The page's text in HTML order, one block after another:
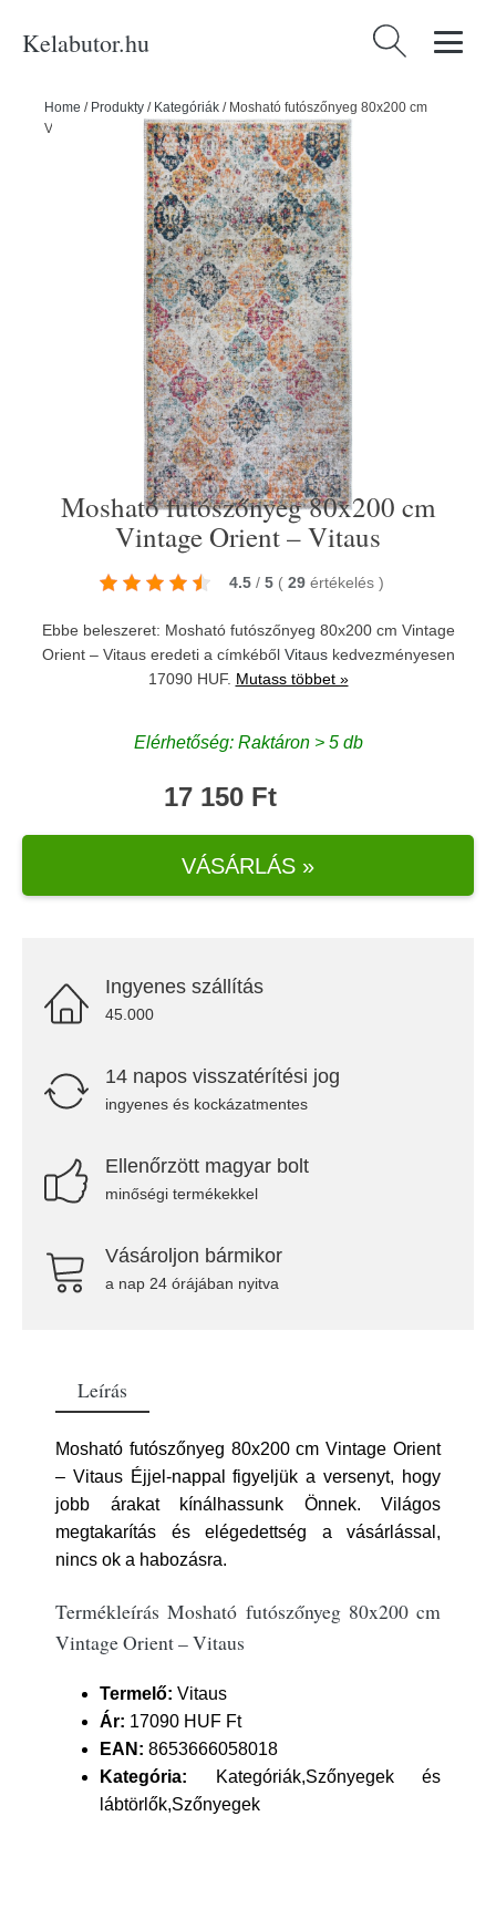
Kelabutor.hu Keresés:
Home / Produkty / Kategóriák / Mosható futószőnyeg 80x200 cm
Vintage Orient – Vitaus
Mosható futószőnyeg 80x200 cm
Vintage Orient – Vitaus
4.5 / 5 ( 29 értékelés )
Ebbe beleszeret: Mosható futószőnyeg 80x200 cm Vintage
Orient – Vitaus eredeti a címkéből Vitauskedvezményesen
17090 HUF. Mutass többet »
Elérhetőség: Raktáron > 5 db
17 150 Ft
VÁSÁRLÁS »
Ingyenes szállítás
45.000
14 napos visszatérítési jog
ingyenes és kockázatmentes
Ellenőrzött magyar bolt
minőségi termékekkel
Vásároljon bármikor
a nap 24 órájában nyitva
Leírás
Mosható futószőnyeg 80x200 cm Vintage Orient
– Vitaus Éjjel-nappal figyeljük a versenyt, hogy
jobb árakat kínálhassunk Önnek. Világos
megtakarítás és elégedettség a vásárlással,
nincs ok a habozásra.
Termékleírás Mosható futószőnyeg 80x200 cm
Vintage Orient – Vitaus
Termelő: Vitaus
Ár: 17090 HUF Ft
EAN: 8653666058018
Kategória: Kategóriák,Szőnyegek és
lábtörlők,Szőnyegek